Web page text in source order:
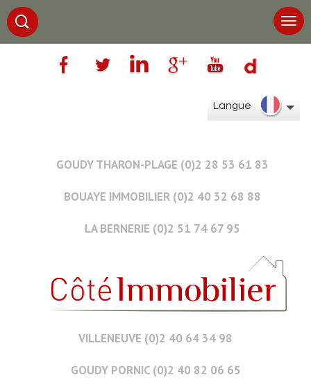
Langue
GOUDY THARON-PLAGE (0)2 28 53 61 83
BOUAYE IMMOBILIER (0)2 40 32 68 88
LA BERNERIE (0)2 51 74 67 95
VILLENEUVE (0)2 40 64 34 98
GOUDY PORNIC (0)2 40 82 06 65